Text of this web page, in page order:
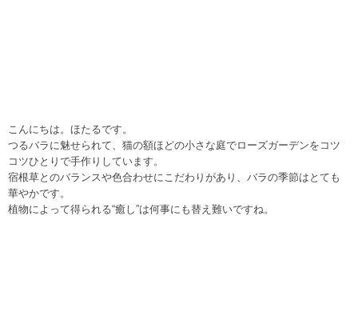
こんにちは。ほたるです。
つるバラに魅せられて、猫の額ほどの小さな庭でローズガーデンをコツ
コツひとりで手作りしています。
宿根草とのバランスや色合わせにこだわりがあり、バラの季節はとても
華やかです。
植物によって得られる“癒し”は何事にも替え難いですね。